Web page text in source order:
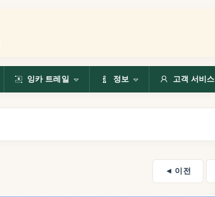
잉카 트레일 정보 고객 서비스
◄ 이전